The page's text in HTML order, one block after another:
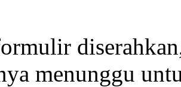
menunggu